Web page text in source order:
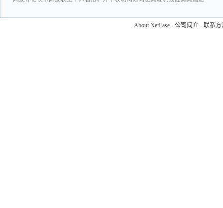
About NetEase - 公司简介 - 联系方